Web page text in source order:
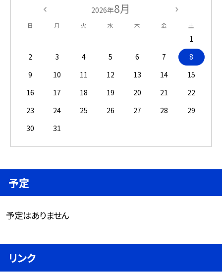
2026年8月
日 月 火 水 木 金 土
1
2
3 4 5 6 7
8
9
10 11 12 13 14
15
16
17 18 19 20 21
22
23
24 25 26 27 28
29
30
31
予定
予定はありません
リンク